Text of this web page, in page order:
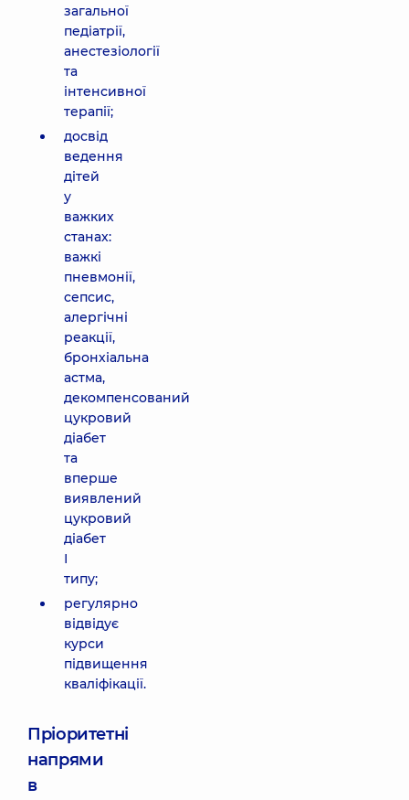
загальної
педіатрії,
анестезіології
та
інтенсивної
терапії;
досвід
ведення
дітей
у
важких
станах:
важкі
пневмонії,
сепсис,
алергічні
реакції,
бронхіальна
астма,
декомпенсований
цукровий
діабет
та
вперше
виявлений
цукровий
діабет
І
типу;
регулярно
відвідує
курси
підвищення
кваліфікації.
Пріоритетні
напрями
в